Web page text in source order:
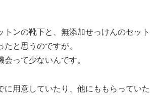
トンの靴下と、無添加せっけんのセット
と思うのですが、
って少ないんです。
に用意していたり、他にももらっていた